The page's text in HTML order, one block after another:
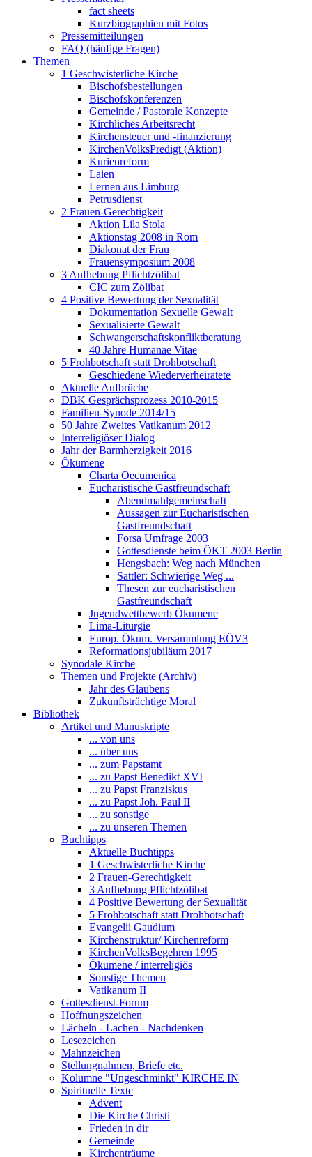
fact sheets
Kurzbiographien mit Fotos
Pressemitteilungen
FAQ (häufige Fragen)
Themen
1 Geschwisterliche Kirche
Bischofsbestellungen
Bischofskonferenzen
Gemeinde / Pastorale Konzepte
Kirchliches Arbeitsrecht
Kirchensteuer und -finanzierung
KirchenVolksPredigt (Aktion)
Kurienreform
Laien
Lernen aus Limburg
Petrusdienst
2 Frauen-Gerechtigkeit
Aktion Lila Stola
Aktionstag 2008 in Rom
Diakonat der Frau
Frauensymposium 2008
3 Aufhebung Pflichtzölibat
CIC zum Zölibat
4 Positive Bewertung der Sexualität
Dokumentation Sexuelle Gewalt
Sexualisierte Gewalt
Schwangerschaftskonfliktberatung
40 Jahre Humanae Vitae
5 Frohbotschaft statt Drohbotschaft
Geschiedene Wiederverheiratete
Aktuelle Aufbrüche
DBK Gesprächsprozess 2010-2015
Familien-Synode 2014/15
50 Jahre Zweites Vatikanum 2012
Interreligiöser Dialog
Jahr der Barmherzigkeit 2016
Ökumene
Charta Oecumenica
Eucharistische Gastfreundschaft
Abendmahlgemeinschaft
Aussagen zur Eucharistischen
Gastfreundschaft
Forsa Umfrage 2003
Gottesdienste beim ÖKT 2003 Berlin
Hengsbach: Weg nach München
Sattler: Schwierige Weg ...
Thesen zur eucharistischen
Gastfreundschaft
Jugendwettbewerb Ökumene
Lima-Liturgie
Europ. Ökum. Versammlung EÖV3
Reformationsjubiläum 2017
Synodale Kirche
Themen und Projekte (Archiv)
Jahr des Glaubens
Zukunftsträchtige Moral
Bibliothek
Artikel und Manuskripte
... von uns
... über uns
... zum Papstamt
... zu Papst Benedikt XVI
... zu Papst Franziskus
... zu Papst Joh. Paul II
... zu sonstige
... zu unseren Themen
Buchtipps
Aktuelle Buchtipps
1 Geschwisterliche Kirche
2 Frauen-Gerechtigkeit
3 Aufhebung Pflichtzölibat
4 Positive Bewertung der Sexualität
5 Frohbotschaft statt Drohbotschaft
Evangelii Gaudium
Kirchenstruktur/ Kirchenreform
KirchenVolksBegehren 1995
Ökumene / interreligiös
Sonstige Themen
Vatikanum II
Gottesdienst-Forum
Hoffnungszeichen
Lächeln - Lachen - Nachdenken
Lesezeichen
Mahnzeichen
Stellungnahmen, Briefe etc.
Kolumne "Ungeschminkt" KIRCHE IN
Spirituelle Texte
Advent
Die Kirche Christi
Frieden in dir
Gemeinde
Kirchenträume